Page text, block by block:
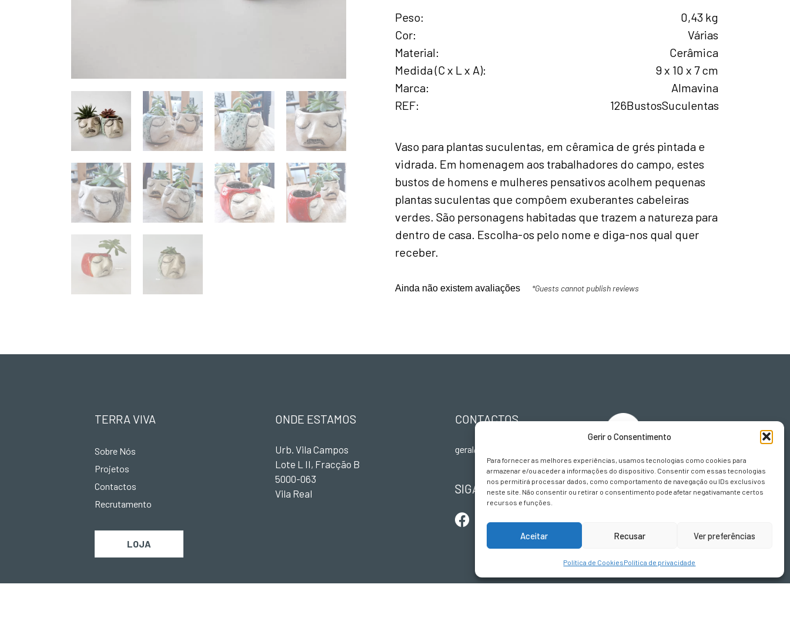
Gerir o Consentimento
Para fornecer as melhores experiências, usamos tecnologias como cookies para
armazenar e/ou aceder a informações do dispositivo. Consentir com essas tecnologias
nos permitirá processar dados, como comportamento de navegação ou IDs exclusivos
neste site. Não consentir ou retirar o consentimento pode afetar negativamante certos
recursos e funções.
Aceitar Recusar Ver preferências
Política de CookiesPolítica de privacidade
Peso
0,43 kg
Cor
Várias
Material
Cerâmica
Medida (C x L x A)
9 x 10 x 7 cm
Marca
Almavina
REF
126BustosSuculentas
Vaso para plantas suculentas, em cêramica de grés pintada e
vidrada. Em homenagem aos trabalhadores do campo, estes
bustos de homens e mulheres pensativos acolhem pequenas
plantas suculentas que compôem exuberantes cabeleiras
verdes. São personagens habitadas que trazem a natureza para
dentro de casa. Escolha-os pelo nome e diga-nos qual quer
receber.
Ainda não existem avaliações *Guests cannot publish reviews
TERRA VIVA
Sobre Nós
Projetos
Contactos
Recrutamento
LOJA
ONDE ESTAMOS
Urb. Vila Campos
Lote L II, Fracção B
5000-063
Vila Real
CONTACTOS
geral@terravivadesign.pt
SIGA-NOS